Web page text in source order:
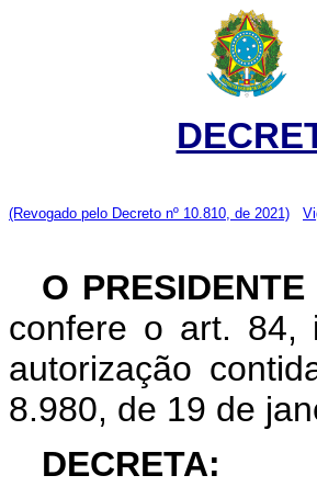
(Revogado pelo Decreto nº 10.810, de 2021)
O
confere o art. 84,
autorização
8.980, de 19 de
DECRETA: